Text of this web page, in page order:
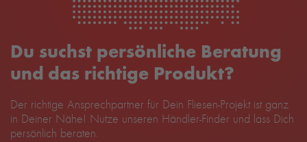
Du suchst persönliche Beratung
und das richtige Produkt?
Der richtige Ansprechpartner für Dein Fliesen-Projekt ist ganz
in Deiner Nähe! Nutze unseren Händler-Finder und lass Dich
persönlich beraten.